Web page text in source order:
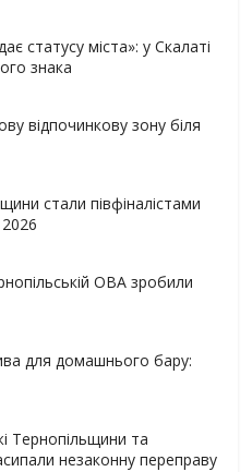
статусу міста»: у Скалаті
знака
відпочинкову зону біля
стали півфіналістами
ОВА зробили
для домашнього бару:
Тернопільщини та
незаконну переправу